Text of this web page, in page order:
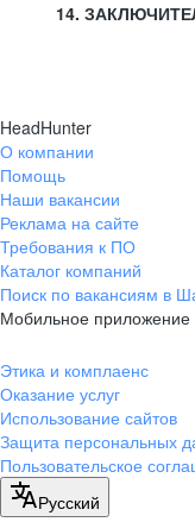
14.
HeadHunter
О компании
Помощь
Наши вакансии
Реклама на сайте
Требования к ПО
Каталог компаний
Поиск по вакансиям в
Мобильное приложение
Этика и комплаенс
Оказание услуг
Использование сайтов
Защита персональных
Пользовательское
Русский